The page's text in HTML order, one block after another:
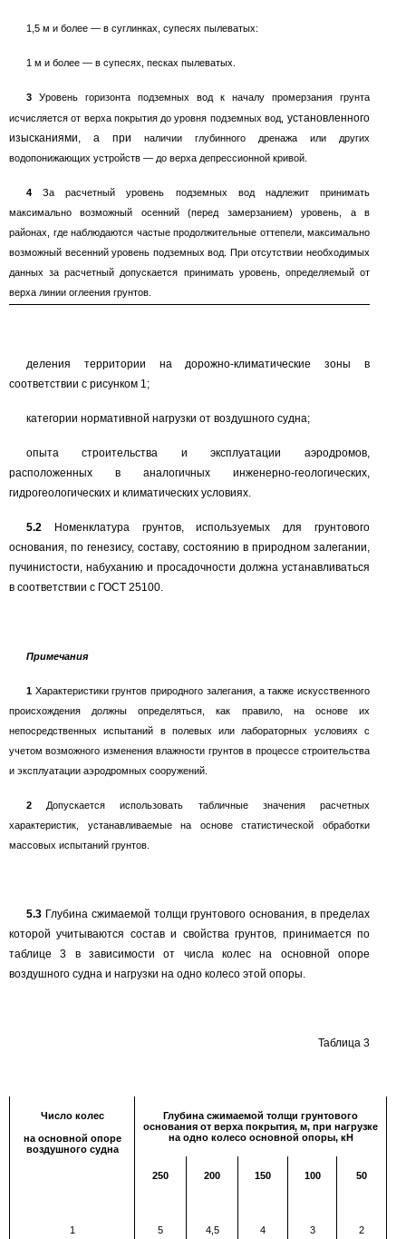
1,5м и более—в суглинках, супесях пылеватых:
1 м и более—в супесях, песках пылеватых.
3
Уровень горизонта подземных вод к началу промерзания грунта
исчисляется от верха покрытия до уровня подземных вод, установленного
изысканиями, а при наличии глубинного дренажа или других
водопонижающих устройств — до верха депрессионной кривой.
4
За расчетный уровень подземных вод надлежит принимать
максимально возможный осенний (перед замерзанием) уровень, а в
районах, где наблюдаются частые продолжительные оттепели, максимально
возможный весенний уровень подземных вод. При отсутствии необходимых
данных за расчетный допускается принимать уровень, определяемый от
верха линии оглеения грунтов.
деления территории на дорожно-климатические зоны в
соответствии с рисунком 1;
категории нормативной нагрузки от воздушного судна;
опыта строительства и эксплуатации аэродромов,
расположенных в аналогичных инженерно-геологических,
гидрогеологических и климатических условиях.
5.2
Номенклатура грунтов, используемых для грунтового
основания, по генезису, составу, состоянию в природном залегании,
пучинистости, набуханию и просадочности должна устанавливаться
в соответствии с ГОСТ 25100.
Примечания
1 Характеристики грунтов природного залегания, а также искусственного
происхождения должны определяться, как правило, на основе их
непосредственных испытаний в полевых или лабораторных условиях с
учетом возможного изменения влажности грунтов в процессе строительства
и эксплуатации аэродромных сооружений.
2
Допускается использовать табличные значения расчетных
характеристик, устанавливаемые на основе статистической обработки
массовых испытаний грунтов.
5.3 Глубина сжимаемой толщи грунтового основания, в пределах
которой учитываются состав и свойства грунтов, принимается по
таблице 3 в зависимости от числа колес на основной опоре
воздушного судна и нагрузки на одно колесо этой опоры.
Таблица 3
Число колес
на основной опоре
воздушного судна
Глубина сжимаемой толщи грунтового
основания от верха покрытия, м, при нагрузке
на одно колесо основной опоры, кН
250 200 150 100 50
1 5 4,5 4 3 2